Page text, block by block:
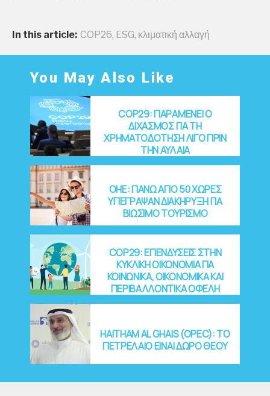
In this article: COP26, ESG, κλιματική αλλαγή
You May Also Like
COP29: ΠΑΡΑΜΕΝΕΙ Ο
ΔΙΧΑΣΜΟΣ ΓΙΑ ΤΗ
ΧΡΗΜΑΤΟΔΟΤΗΣΗ ΛΙΓΟ ΠΡΙΝ
ΤΗΝ ΑΥΛΑΙΑ
OHE: ΠΑΝΩ ΑΠΟ 50 ΧΩΡΕΣ
ΥΠΕΓΡΑΨΑΝ ΔΙΑΚΗΡΥΞΗ ΓΙΑ
ΒΙΩΣΙΜΟ ΤΟΥΡΙΣΜΟ
COP29: EΠΕΝΔΥΣΕΙΣ ΣΤΗΝ
ΚΥΚΛΙΚΗ ΟΙΚΟΝΟΜΙΑ ΓΙΑ
ΚΟΙΝΩΝΙΚΑ, ΟΙΚΟΝΟΜΙΚΑ ΚΑΙ
ΠΕΡΙΒΑΛΛΟΝΤΙΚΑ ΟΦΕΛΗ
HAITHAM AL GHAIS (OPEC): ΤΟ
ΠΕΤΡΕΛΑΙΟ ΕΙΝΑΙ ΔΩΡΟ ΘΕΟΥ